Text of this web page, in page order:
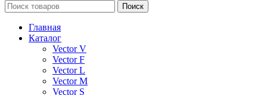
Поиск
Главная
Каталог
Vector V
Vector F
Vector L
Vector M
Vector S